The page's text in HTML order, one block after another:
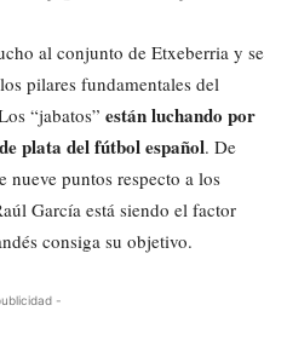
al conjunto de Etxeberria y se
pilares fundamentales del
“jabatos” están luchando por
plata del fútbol español. De
nueve puntos respecto a los
García está siendo el factor
consiga su objetivo.
-